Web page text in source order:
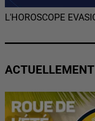
L'HOROSCOPE